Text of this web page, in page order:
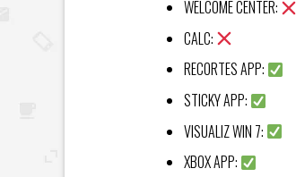
WELCOME CENTER:
CALC:
RECORTES APP:
STICKY APP:
VISUALIZ WIN 7:
XBOX APP: